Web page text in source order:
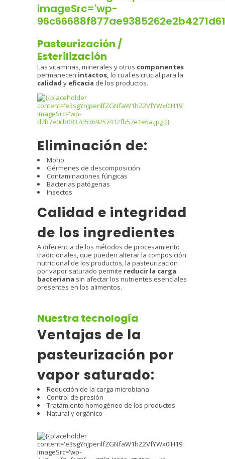
Pasteurización /
Esterilización
Las vitaminas, minerales y otros componentes
permanecen intactos, lo cual es crucial para la
calidad y eficacia de los productos.
Eliminación de:
Moho
Gérmenes de descomposición
Contaminaciones fúngicas
Bacterias patógenas
Insectos
Calidad e integridad
de los ingredientes
A diferencia de los métodos de procesamiento
tradicionales, que pueden alterar la composición
nutricional de los productos, la pasteurización
por vapor saturado permite reducir la carga
bacteriana sin afectar los nutrientes esenciales
presentes en los alimentos.
Nuestra tecnología
Ventajas de la
pasteurización por
vapor saturado:
Reducción de la carga microbiana
Control de presión
Tratamiento homogéneo de los productos
Natural y orgánico